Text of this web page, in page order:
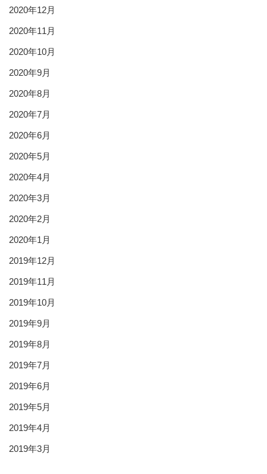
2020年12月
2020年11月
2020年10月
2020年9月
2020年8月
2020年7月
2020年6月
2020年5月
2020年4月
2020年3月
2020年2月
2020年1月
2019年12月
2019年11月
2019年10月
2019年9月
2019年8月
2019年7月
2019年6月
2019年5月
2019年4月
2019年3月